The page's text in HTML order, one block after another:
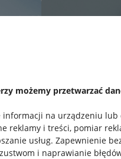
możemy przetwarzać
informacji na urządzeniu lub
reklamy i treści, pomiar
usług. Zapewnienie
i naprawianie